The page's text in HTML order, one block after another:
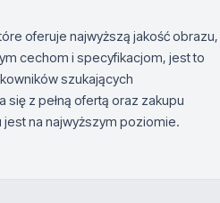
oferuje najwyższą jakość obrazu,
cechom i specyfikacjom, jest to
szukających
z pełną ofertą oraz zakupu
jest na najwyższym poziomie.